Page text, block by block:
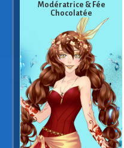
Modératrice & Fée
Chocolatée